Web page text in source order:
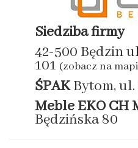
Siedziba firmy
42-500 Będzin
101 (zobacz na
ŚPAKBytom, ul.
Meble EKO CH
Będzińska 80